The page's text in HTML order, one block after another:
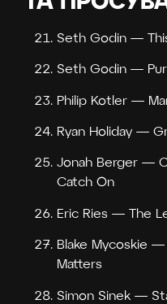
Seth Godin —
Seth Godin —
Philip Kotler —
Ryan Holiday —
Jonah Berger —
Catch On
Eric Ries — The
Blake Mycoskie
Matters
Simon Sinek —